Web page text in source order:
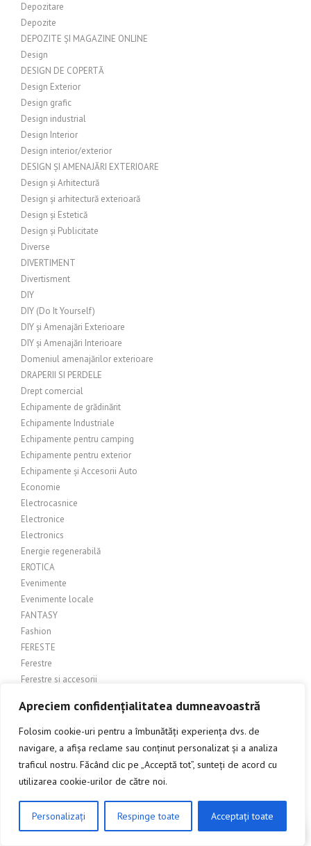
Apreciem confidențialitatea dumneavoastră
Folosim cookie-uri pentru a îmbunătăți experiența dvs. de
navigare, a afișa reclame sau conținut personalizat și a analiza
traficul nostru. Făcând clic pe „Acceptă tot”, sunteți de acord cu
utilizarea cookie-urilor de către noi.
Personalizați Respinge toate Acceptați toate
Depozitare
Depozite
DEPOZITE ȘI MAGAZINE ONLINE
Design
DESIGN DE COPERTĂ
Design Exterior
Design grafic
Design industrial
Design Interior
Design interior/exterior
DESIGN ȘI AMENAJĂRI EXTERIOARE
Design și Arhitectură
Design și arhitectură exterioară
Design și Estetică
Design și Publicitate
Diverse
DIVERTIMENT
Divertisment
DIY
DIY (Do It Yourself)
DIY și Amenajări Exterioare
DIY și Amenajări Interioare
Domeniul amenajărilor exterioare
DRAPERII SI PERDELE
Drept comercial
Echipamente de grădinărit
Echipamente Industriale
Echipamente pentru camping
Echipamente pentru exterior
Echipamente și Accesorii Auto
Economie
Electrocasnice
Electronice
Electronics
Energie regenerabilă
EROTICA
Evenimente
Evenimente locale
FANTASY
Fashion
FERESTE
Ferestre
Ferestre si accesorii
Ferestre si usi > Rulouri/Rolete
Ferestre și uși glisante
Ferestre și uși termoizolate (termopane)
FERESTRE SI USI TERMOPAN
FERESTRE SI USI TERMOPANE
Ferestre, usi si accesorii
CLICK AICI PENTRU A DISCUTA